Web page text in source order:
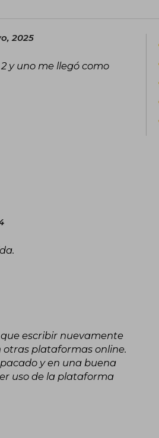
2025
y uno me llegó como
escribir nuevamente
plataformas online.
y en una buena
uso de la plataforma